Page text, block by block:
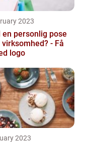
2023
en personlig pose
- Få
logo
2023